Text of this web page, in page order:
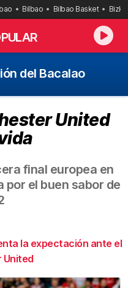
Bilbao Bilbao Basket
del Bacalao
United
final europea en
por el buen sabor de
la expectación ante el
United